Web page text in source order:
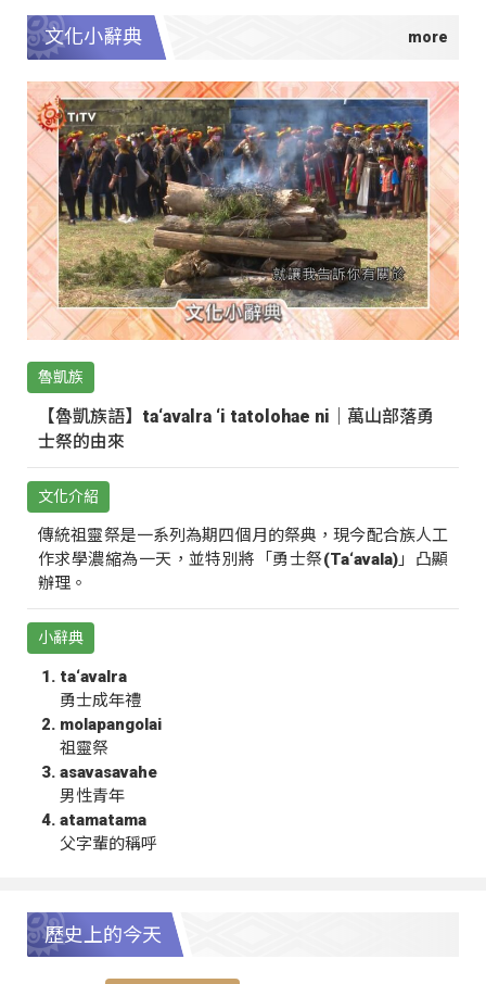
文化小辭典
魯凱族
【魯凱族語】ta‘avalra ‘i tatolohae ni｜萬山部落勇
士祭的由來
文化介紹
傳統祖靈祭是一系列為期四個月的祭典，現今配合族人工
作求學濃縮為一天，並特別將「勇士祭(Ta‘avala)」凸顯
辦理。
小辭典
ta‘avalra
勇士成年禮
molapangolai
祖靈祭
asavasavahe
男性青年
atamatama
父字輩的稱呼
歷史上的今天